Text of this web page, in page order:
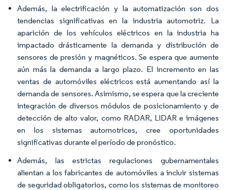
Además, la electrificación y la automatización son dos
tendencias significativas en la industria automotriz. La
aparición de los vehículos eléctricos en la industria ha
impactado drásticamente la demanda y distribución de
sensores de presión y magnéticos. Se espera que aumente
aún más la demanda a largo plazo. El incremento en las
ventas de automóviles eléctricos está aumentando así la
demanda de sensores. Asimismo, se espera que la creciente
integración de diversos módulos de posicionamiento y de
detección de alto valor, como RADAR, LIDAR e imágenes
en los sistemas automotrices, cree oportunidades
significativas durante el período de pronóstico.
Además, las estrictas regulaciones gubernamentales
alientan a los fabricantes de automóviles a incluir sistemas
de seguridad obligatorios, como los sistemas de monitoreo